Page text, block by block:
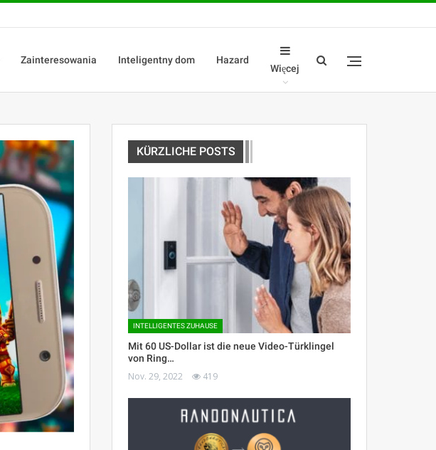
Zainteresowania Inteligentny dom Hazard
Więcej
KÜRZLICHE POSTS
INTELLIGENTES ZUHAUSE
Mit 60 US-Dollar ist die neue Video-Türklingel
von Ring…
Nov. 29, 2022 419